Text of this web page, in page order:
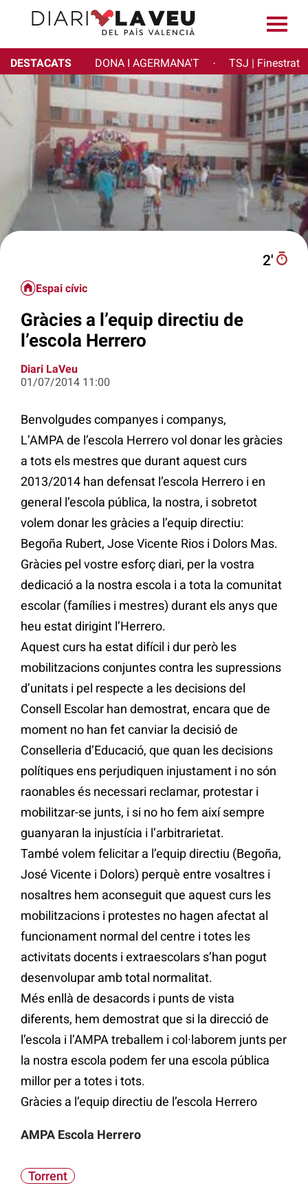
DESTACATS DONA I AGERMANA'T · TSJ | Finestrat
2′
Espai cívic
Gràcies a l’equip directiu de
l’escola Herrero
Diari LaVeu
01/07/2014 11:00
Benvolgudes companyes i companys,
L’AMPA de l’escola Herrero vol donar les gràcies
a tots els mestres que durant aquest curs
2013/2014 han defensat l’escola Herrero i en
general l’escola pública, la nostra, i sobretot
volem donar les gràcies a l’equip directiu:
Begoña Rubert, Jose Vicente Rios i Dolors Mas.
Gràcies pel vostre esforç diari, per la vostra
dedicació a la nostra escola i a tota la comunitat
escolar (famílies i mestres) durant els anys que
heu estat dirigint l’Herrero.
Aquest curs ha estat difícil i dur però les
mobilitzacions conjuntes contra les supressions
d’unitats i pel respecte a les decisions del
Consell Escolar han demostrat, encara que de
moment no han fet canviar la decisió de
Conselleria d’Educació, que quan les decisions
polítiques ens perjudiquen injustament i no són
raonables és necessari reclamar, protestar i
mobilitzar-se junts, i si no ho fem així sempre
guanyaran la injustícia i l’arbitrarietat.
També volem felicitar a l’equip directiu (Begoña,
José Vicente i Dolors) perquè entre vosaltres i
nosaltres hem aconseguit que aquest curs les
mobilitzacions i protestes no hagen afectat al
funcionament normal del centre i totes les
activitats docents i extraescolars s’han pogut
desenvolupar amb total normalitat.
Més enllà de desacords i punts de vista
diferents, hem demostrat que si la direcció de
l’escola i l’AMPA treballem i col·laborem junts per
la nostra escola podem fer una escola pública
millor per a totes i tots.
Gràcies a l’equip directiu de l’escola Herrero
AMPA Escola Herrero
Torrent